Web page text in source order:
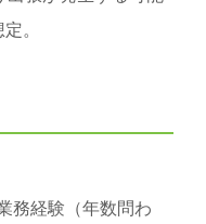
。
務経験（年数問わ